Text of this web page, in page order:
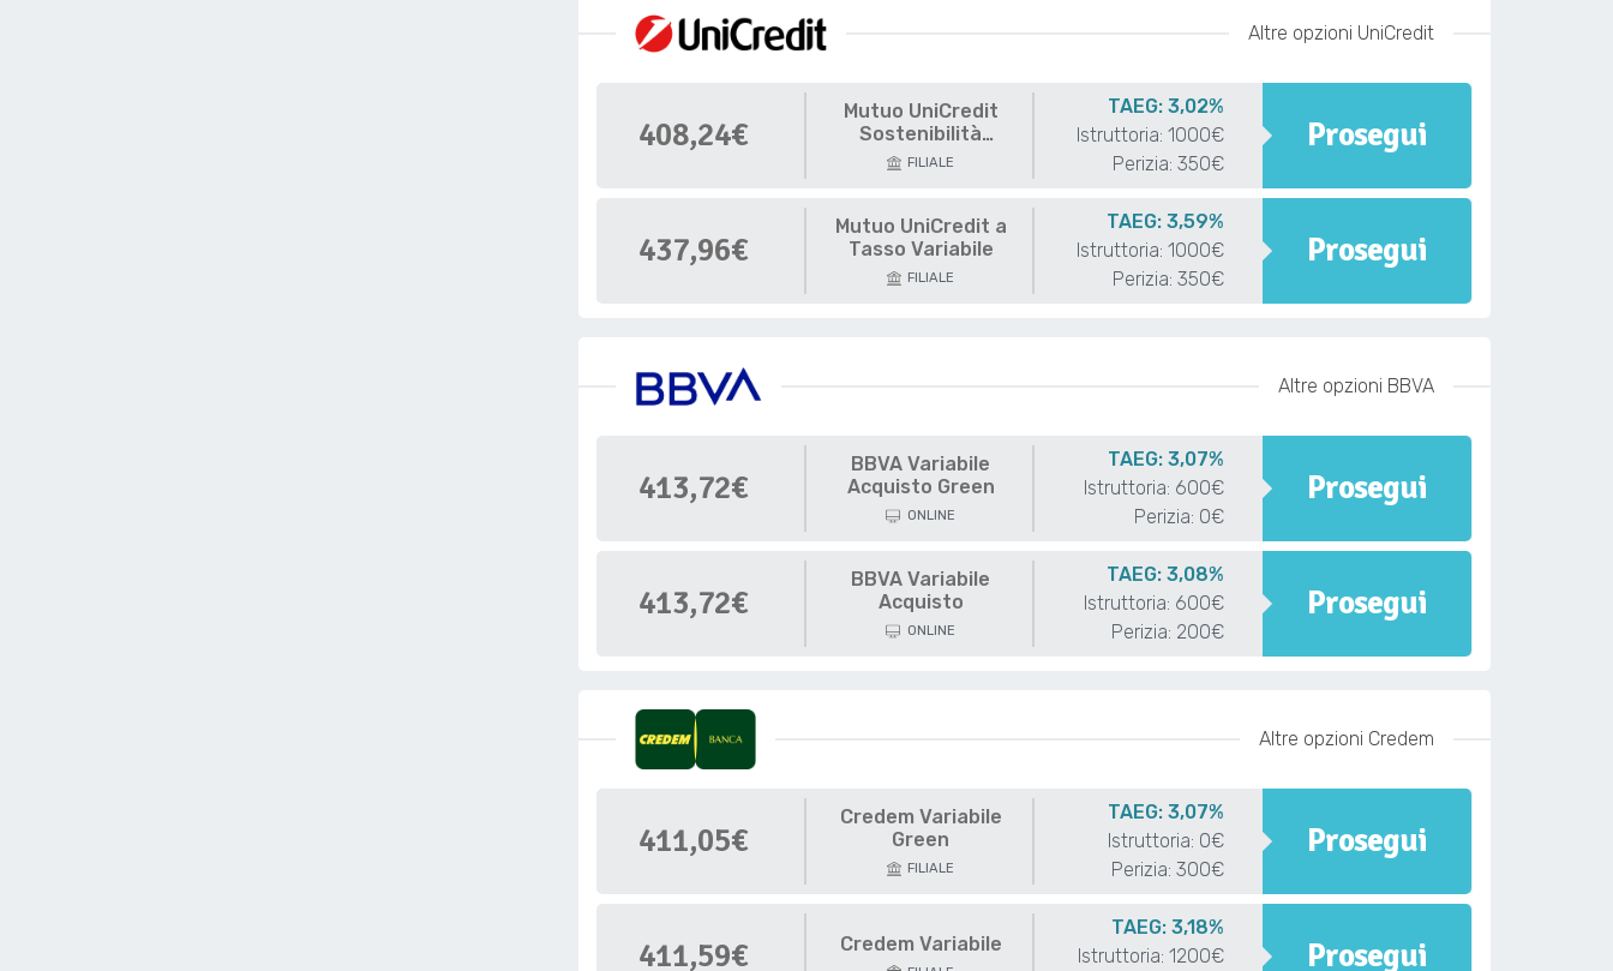
Altre opzioni UniCredit
408,24€
Mutuo UniCredit
Sostenibilità
Energetica
FILIALE
TAEG: 3,02%
Istruttoria: 1000€
Perizia: 350€
Prosegui
437,96€
Mutuo UniCredit a
Tasso Variabile
FILIALE
TAEG: 3,59%
Istruttoria: 1000€
Perizia: 350€
Prosegui
Altre opzioni BBVA
413,72€
BBVA Variabile
Acquisto Green
ONLINE
TAEG: 3,07%
Istruttoria: 600€
Perizia: 0€
Prosegui
413,72€
BBVA Variabile
Acquisto
ONLINE
TAEG: 3,08%
Istruttoria: 600€
Perizia: 200€
Prosegui
Altre opzioni Credem
411,05€
Credem Variabile
Green
FILIALE
TAEG: 3,07%
Istruttoria: 0€
Perizia: 300€
Prosegui
411,59€ Credem Variabile
TAEG: 3,18%
Istruttoria: 1200€
Prosegui